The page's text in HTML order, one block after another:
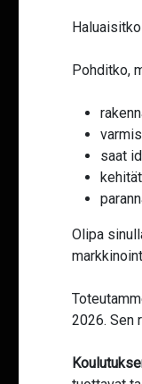
Pohditko,
saat
Olipa
2026. Sen